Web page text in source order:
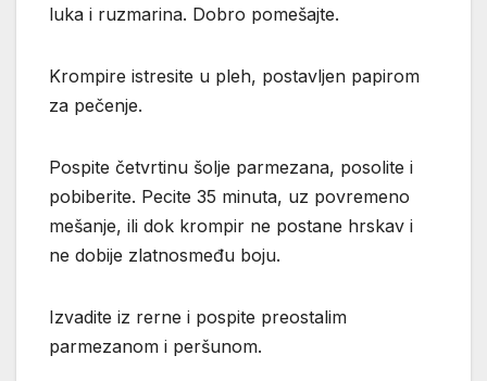
luka i ruzmarina. Dobro pomešajte.
Krompire istresite u pleh, postavljen papirom
za pečenje.
Pospite četvrtinu šolje parmezana, posolite i
pobiberite. Pecite 35 minuta, uz povremeno
mešanje, ili dok krompir ne postane hrskav i
ne dobije zlatnosmeđu boju.
Izvadite iz rerne i pospite preostalim
parmezanom i peršunom.